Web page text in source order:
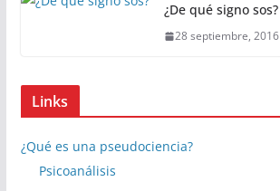
¿De qué signo sos?
28 septiembre, 2016
Links
¿Qué es una pseudociencia?
Psicoanálisis